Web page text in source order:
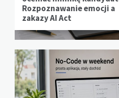
Rozpoznawanie emocji a
zakazy AI Act